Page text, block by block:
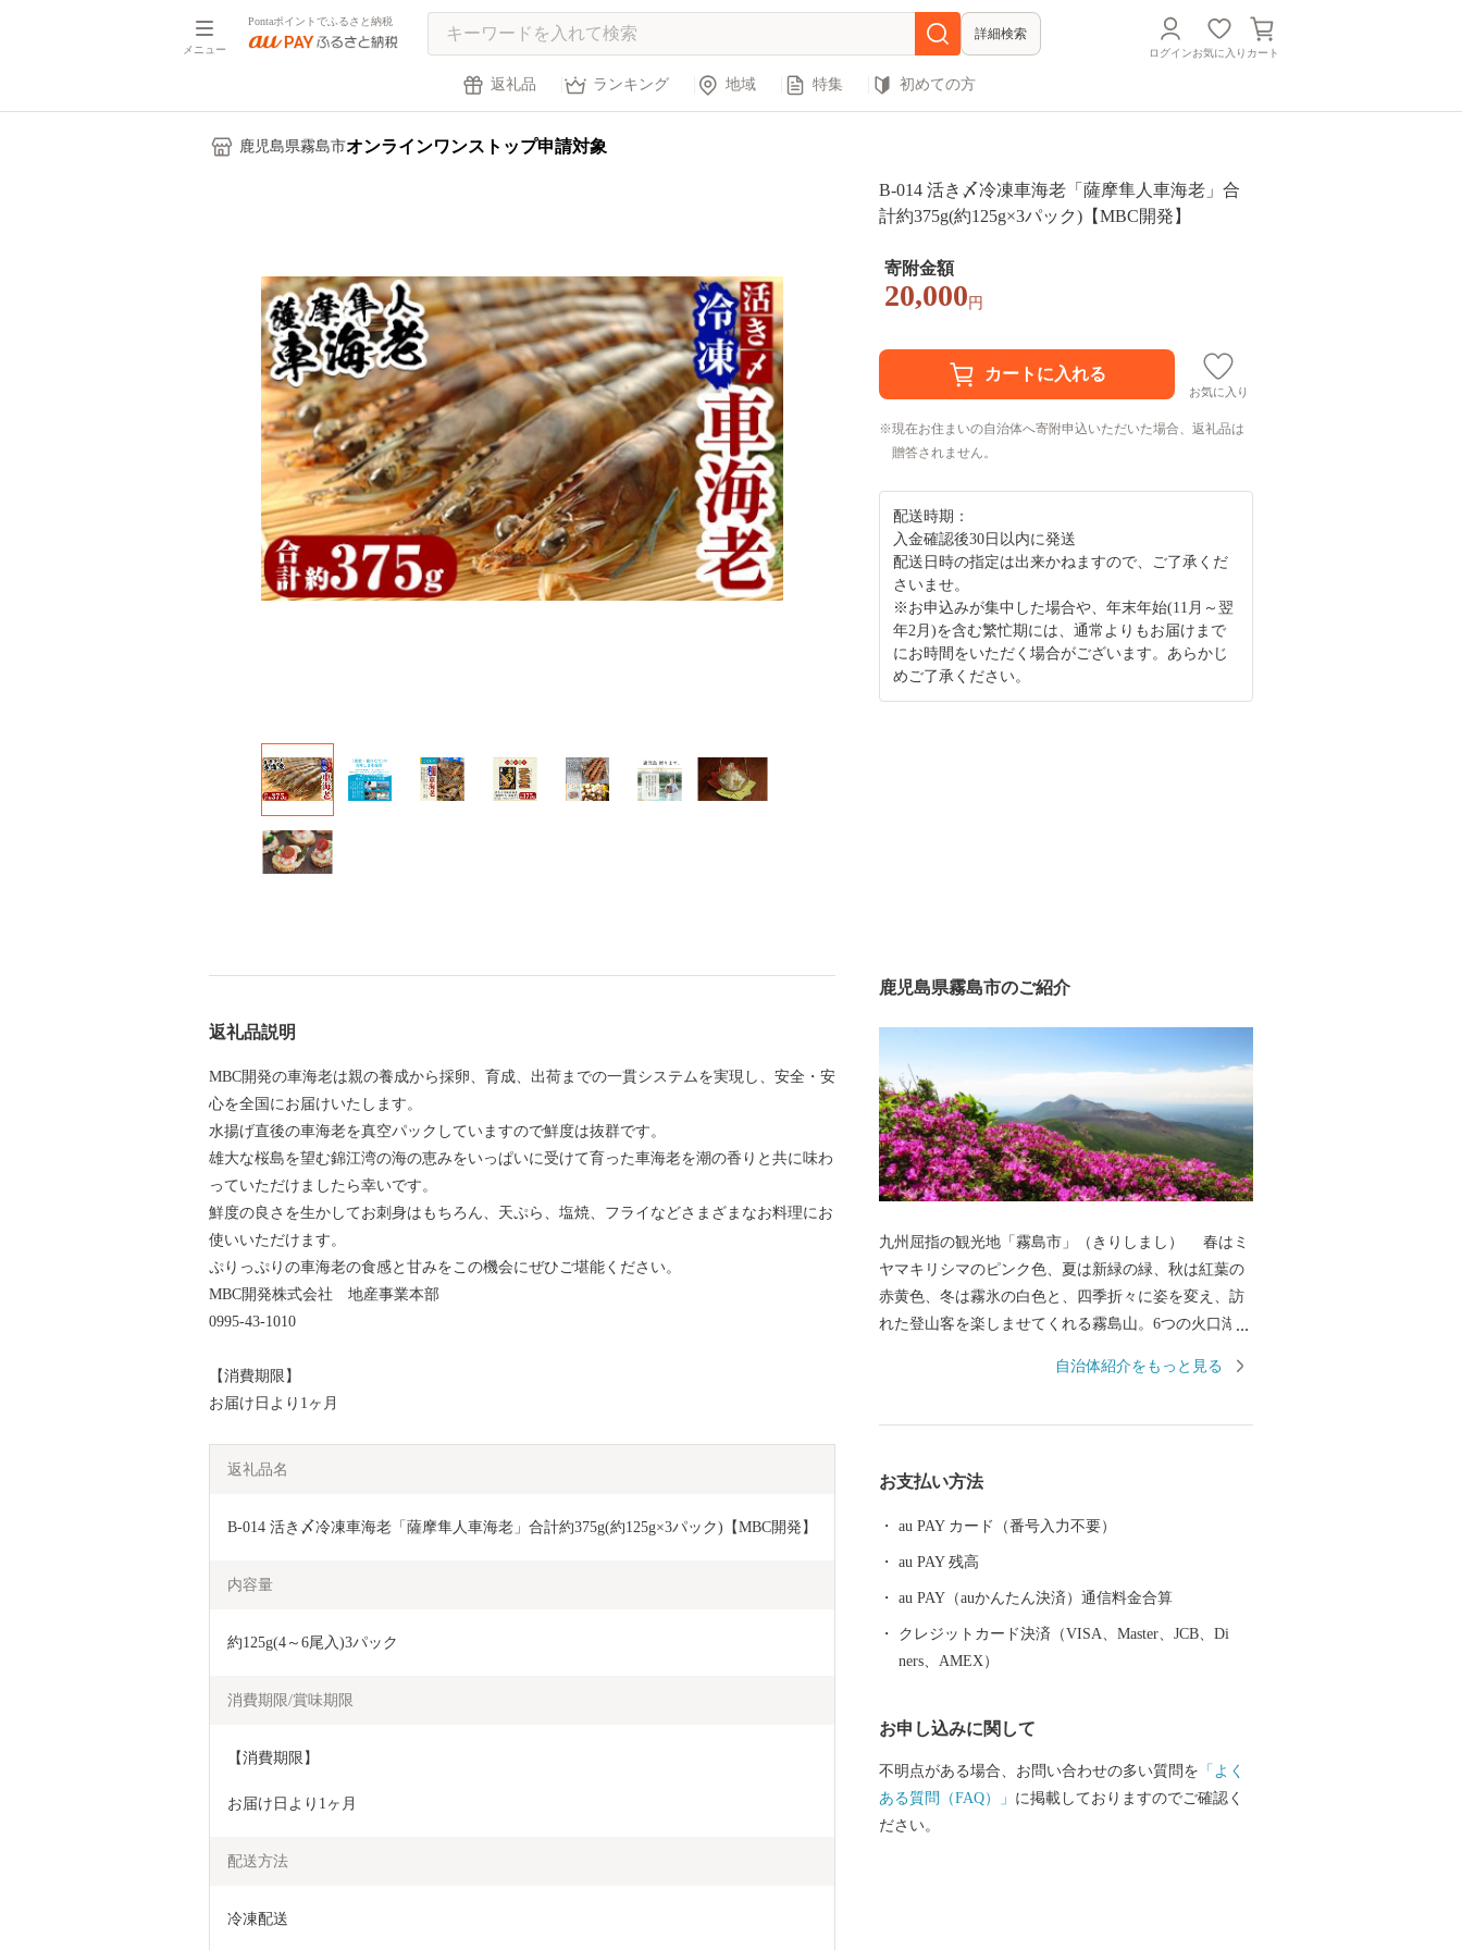
メニュー
Pontaポイントでふるさと納税
詳細検索
ログインお気に入り カート
返礼品 ランキング 地域 特集 初めての方
鹿児島県霧島市オンラインワンストップ申請対象
B-014 活き〆冷凍車海老「薩摩隼人車海老」合
計約375g(約125g×3パック)【MBC開発】
寄附金額
20,000 円
お気に入り
現在お住まいの自治体へ寄附申込いただいた場合、返礼品は
贈答されません。
配送時期：
入金確認後30日以内に発送
配送日時の指定は出来かねますので、ご了承くだ
さいませ。
※お申込みが集中した場合や、年末年始(11月～翌
年2月)を含む繁忙期には、通常よりもお届けまで
にお時間をいただく場合がございます。あらかじ
めご了承ください。
返礼品説明
MBC開発の車海老は親の養成から採卵、育成、出荷までの一貫システムを実現し、安全・安
心を全国にお届けいたします。
水揚げ直後の車海老を真空パックしていますので鮮度は抜群です。
雄大な桜島を望む錦江湾の海の恵みをいっぱいに受けて育った車海老を潮の香りと共に味わ
っていただけましたら幸いです。
鮮度の良さを生かしてお刺身はもちろん、天ぷら、塩焼、フライなどさまざまなお料理にお
使いいただけます。
ぷりっぷりの車海老の食感と甘みをこの機会にぜひご堪能ください。
MBC開発株式会社 地産事業本部
0995-43-1010
【消費期限】
お届け日より1ヶ月
返礼品名
B-014 活き〆冷凍車海老「薩摩隼人車海老」合計約375g(約125g×3パック)【MBC開発】
内容量
約125g(4～6尾入)3パック
消費期限/賞味期限
【消費期限】
お届け日より1ヶ月
配送方法
冷凍配送
鹿児島県霧島市のご紹介
九州屈指の観光地「霧島市」（きりしまし） 春はミ
ヤマキリシマのピンク色、夏は新緑の緑、秋は紅葉の
赤黄色、冬は霧氷の白色と、四季折々に姿を変え、訪
れた登山客を楽しませてくれる霧島山。6つの火口湖を
本で最初の国立公園に指定され、海・山・川・田園な
郷隆盛や坂本龍馬も霧島の温泉と大自然に癒されまし
治温泉など多種多様な温泉施設があり、自分好みの温
泉を楽しむことができます。 また、天照大神の孫の
ニニギノミコトが三種の神器を手に高千穂峰に降り立
ら多くの人が訪れます。 鹿児島空港があるまち霧島
自治体紹介をもっと見る
お支払い方法
au PAY カード（番号入力不要）
au PAY 残高
au PAY（auかんたん決済）通信料金合算
クレジットカード決済（VISA、Master、JCB、Di
ners、AMEX）
お申し込みに関して
不明点がある場合、お問い合わせの多い質問を 「よく
ある質問（FAQ）」 に掲載しておりますのでご確認く
ださい。